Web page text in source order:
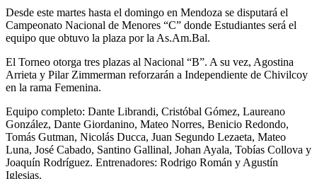
Desde este martes hasta el domingo en Mendoza se disputará el
Campeonato Nacional de Menores “C” donde Estudiantes será el
equipo que obtuvo la plaza por la As.Am.Bal.
El Torneo otorga tres plazas al Nacional “B”. A su vez, Agostina
Arrieta y Pilar Zimmerman reforzarán a Independiente de Chivilcoy
en la rama Femenina.
Equipo completo: Dante Librandi, Cristóbal Gómez, Laureano
González, Dante Giordanino, Mateo Norres, Benicio Redondo,
Tomás Gutman, Nicolás Ducca, Juan Segundo Lezaeta, Mateo
Luna, José Cabado, Santino Gallinal, Johan Ayala, Tobías Collova y
Joaquín Rodríguez. Entrenadores: Rodrigo Román y Agustín
Iglesias.